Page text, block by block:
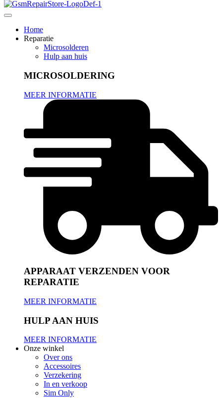
Home
Reparatie
Microsolderen
Hulp aan huis
MICROSOLDERING
MEER INFORMATIE
APPARAAT VERZENDEN VOOR
REPARATIE
MEER INFORMATIE
HULP AAN HUIS
MEER INFORMATIE
Onze winkel
Over ons
Accessoires
Verzekering
In en verkoop
Sim Only